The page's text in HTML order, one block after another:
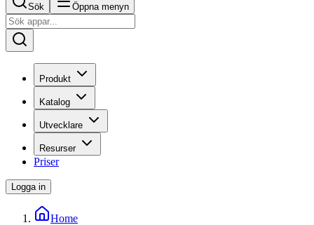
Sök Öppna menyn
Produkt
Katalog
Utvecklare
Resurser
Priser
Logga in
Home